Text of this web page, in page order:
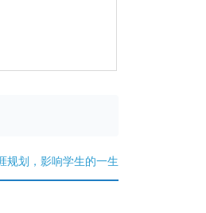
规划，影响学生的一生